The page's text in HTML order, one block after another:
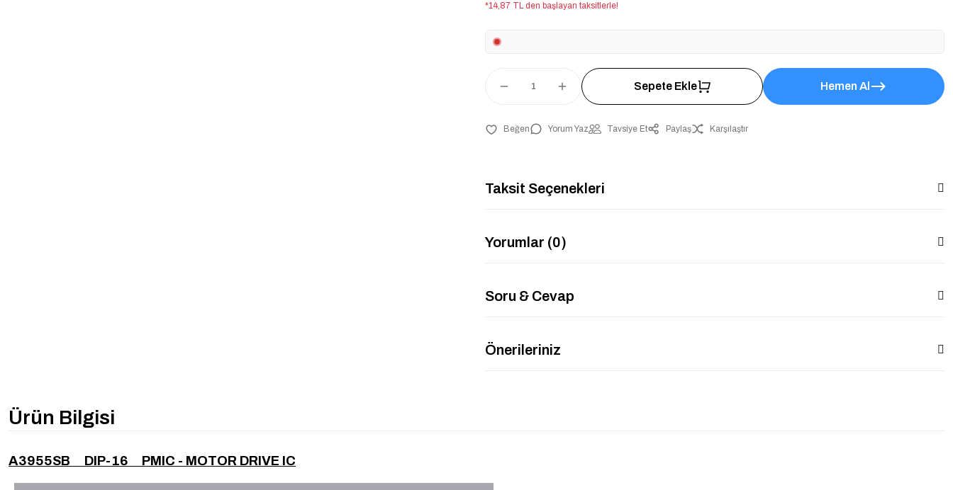
*14,87 TL den başlayan taksitlerle!
Sepete Ekle Hemen Al
Yorum Yaz Tavsiye Et Paylaş Karşılaştır
Taksit Seçenekleri
Yorumlar (0)
Soru & Cevap
Önerileriniz
Ürün Bilgisi
A3955SB DIP-16 PMIC - MOTOR DRIVE IC